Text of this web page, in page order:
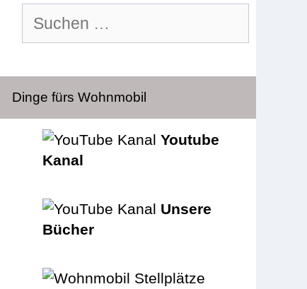
Suchen
Dinge fürs Wohnmobil
Youtube
Kanal
Unsere
Bücher